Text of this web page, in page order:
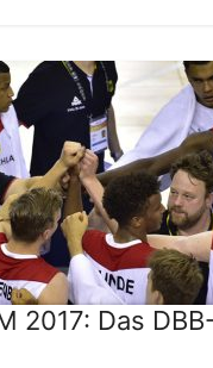
2017: Das